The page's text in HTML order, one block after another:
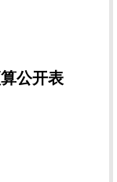
公开表